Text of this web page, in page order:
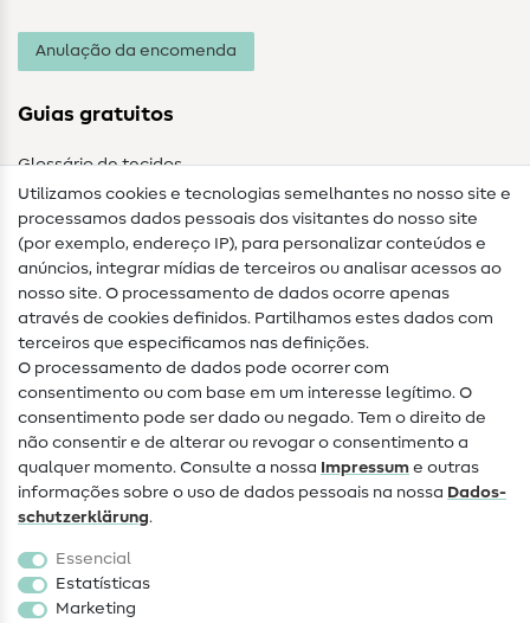
Anulação da encomenda
Guias gratuitos
Glossário de tecidos
Guias de costura
Ajuda e contacto
Contacto
Mudança de proprietário
Perguntas frequentes (FAQ)
Direito de cancelamento
Popular
Tecidos
Acessórios de costura
Utilizamos cookies e tecnologias semelhantes no nosso site e
processamos dados pessoais dos visitantes do nosso site
(por exemplo, endereço IP), para personalizar conteúdos e
anúncios, integrar mídias de terceiros ou analisar acessos ao
nosso site. O processamento de dados ocorre apenas
através de cookies definidos. Partilhamos estes dados com
terceiros que especificamos nas definições.
O processamento de dados pode ocorrer com
consentimento ou com base em um interesse legítimo. O
consentimento pode ser dado ou negado. Tem o direito de
não consentir e de alterar ou revogar o consentimento a
qualquer momento. Consulte a nossa Impressum e outras
informações sobre o uso de dados pessoais na nossa Dados­
schutz­erklärung.
Essencial
Estatísticas
Marketing